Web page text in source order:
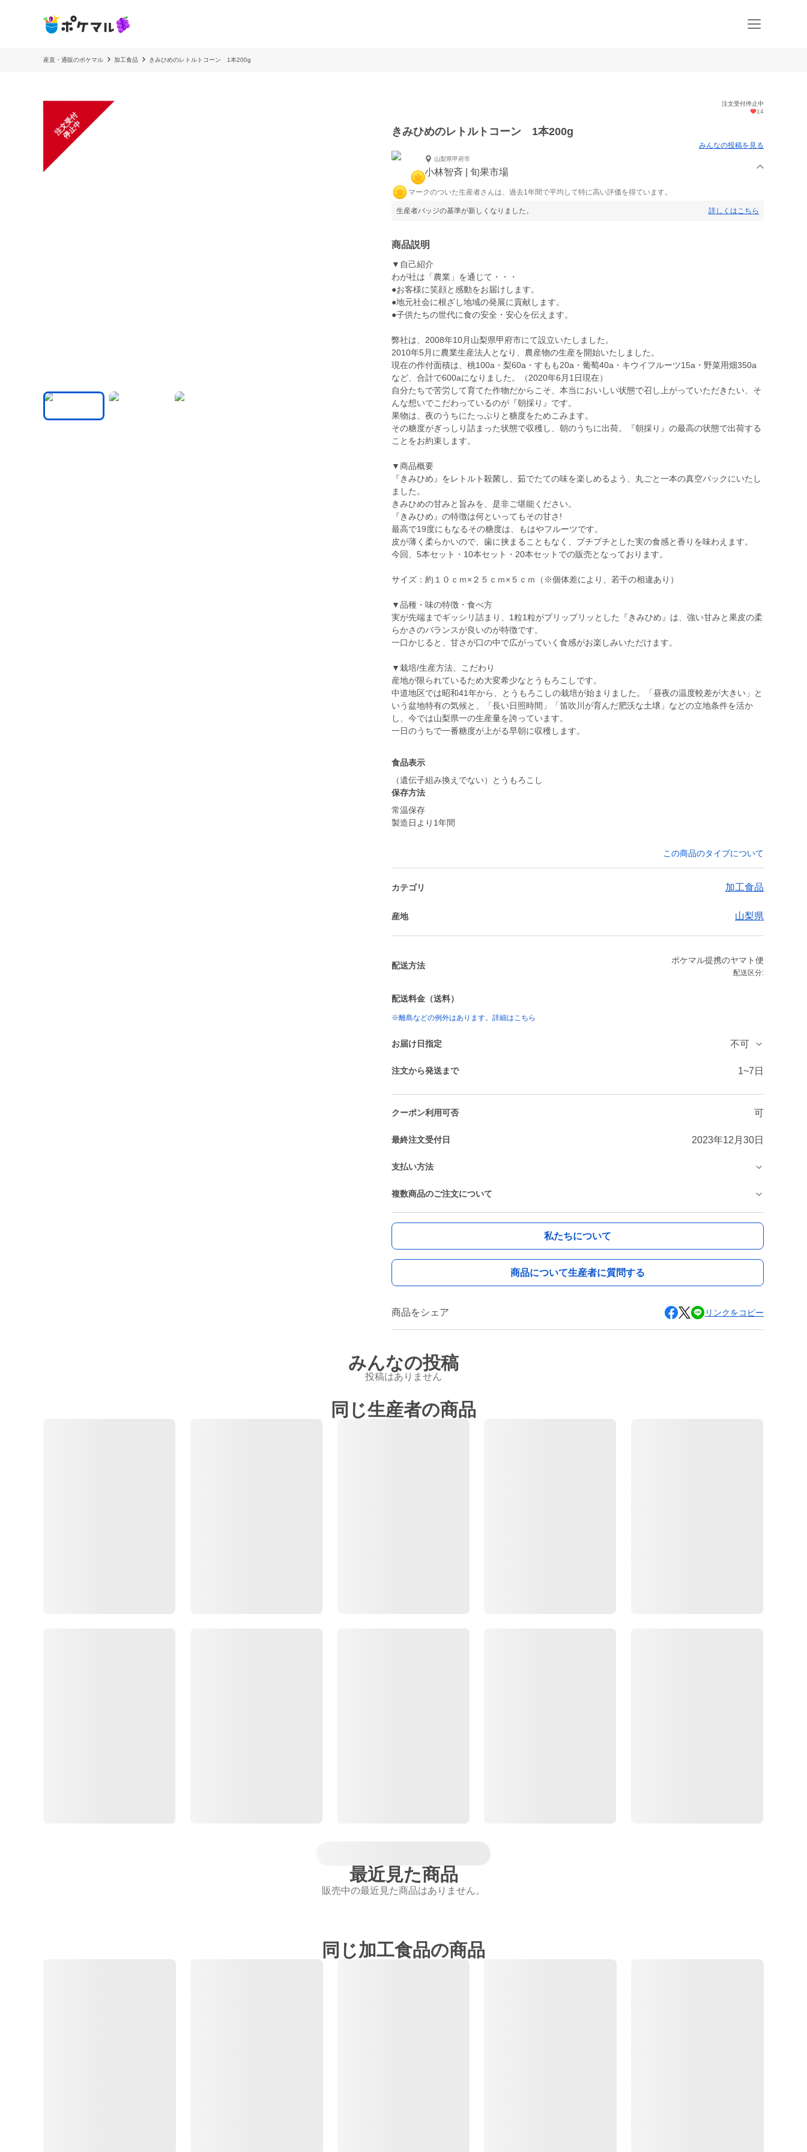
産直・通販のポケマル 加工食品 きみひめのレトルトコーン 1本200g
注
文
受
付
停
止
中
注文受付停止中
14
きみひめのレトルトコーン 1本200g
みんなの投稿を見る
山梨県甲府市
小林智斉 | 旬果市場
マークのついた生産者さんは、過去1年間で平均して特に高い評価を得ています。
生産者バッジの基準が新しくなりました。 詳しくはこちら
商品説明
▼自己紹介
わが社は「農業」を通じて・・・
●お客様に笑顔と感動をお届けします。
●地元社会に根ざし地域の発展に貢献します。
●子供たちの世代に食の安全・安心を伝えます。
弊社は、2008年10月山梨県甲府市にて設立いたしました。
2010年5月に農業生産法人となり、農産物の生産を開始いたしました。
現在の作付面積は、桃100a・梨60a・すもも20a・葡萄40a・キウイフルーツ15a・野菜用畑350a
など、合計で600aになりました。（2020年6月1日現在）
自分たちで苦労して育てた作物だからこそ、本当においしい状態で召し上がっていただきたい、そ
んな想いでこだわっているのが『朝採り』です。
果物は、夜のうちにたっぷりと糖度をためこみます。
その糖度がぎっしり詰まった状態で収穫し、朝のうちに出荷。『朝採り』の最高の状態で出荷する
ことをお約束します。
▼商品概要
『きみひめ』をレトルト殺菌し、茹でたての味を楽しめるよう、丸ごと一本の真空パックにいたし
ました。
きみひめの甘みと旨みを、是非ご堪能ください。
『きみひめ』の特徴は何といってもその甘さ!
最高で19度にもなるその糖度は、もはやフルーツです。
皮が薄く柔らかいので、歯に挟まることもなく、プチプチとした実の食感と香りを味わえます。
今回、5本セット・10本セット・20本セットでの販売となっております。
サイズ：約１０ｃｍ×２５ｃｍ×５ｃｍ（※個体差により、若干の相違あり）
▼品種・味の特徴・食べ方
実が先端までギッシリ詰まり、1粒1粒がプリップリッとした『きみひめ』は、強い甘みと果皮の柔
らかさのバランスが良いのが特徴です。
一口かじると、甘さが口の中で広がっていく食感がお楽しみいただけます。
▼栽培/生産方法、こだわり
産地が限られているため大変希少なとうもろこしです。
中道地区では昭和41年から、とうもろこしの栽培が始まりました。「昼夜の温度較差が大きい」と
いう盆地特有の気候と、「長い日照時間」「笛吹川が育んだ肥沃な土壌」などの立地条件を活か
し、今では山梨県一の生産量を誇っています。
食品表示
（遺伝子組み換えでない）とうもろこし
保存方法
常温保存
製造日より1年間
この商品のタイプについて
カテゴリ 加工食品
産地 山梨県
配送方法
ポケマル提携のヤマト便
配送区分:
配送料金（送料）
※離島などの例外はあります。詳細はこちら
お届け日指定 不可
注文から発送まで 1~7日
クーポン利用可否 可
最終注文受付日 2023年12月30日
支払い方法
複数商品のご注文について
私たちについて
商品について生産者に質問する
商品をシェア リンクをコピー
みんなの投稿
投稿はありません
同じ生産者の商品
最近見た商品
販売中の最近見た商品はありません。
同じ加工食品の商品